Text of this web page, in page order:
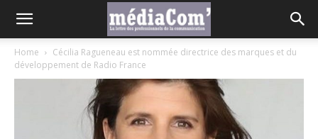
Home
Cécilia Ragueneau est nommée directrice des marques et du
développement de Radio France